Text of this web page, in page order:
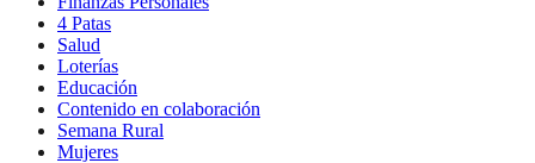
4 Patas
Salud
Loterías
Educación
Contenido en colaboración
Semana Rural
Mujeres